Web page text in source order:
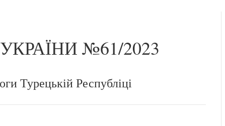
№61/2023
Турецькій Республіці